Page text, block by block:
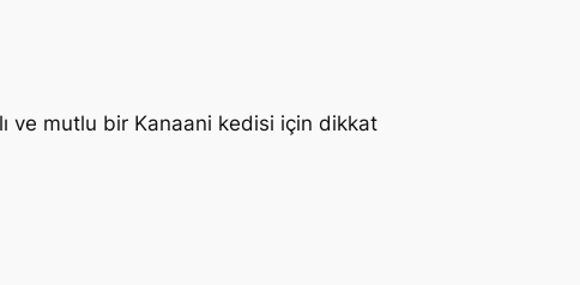
ve mutlu bir Kanaani kedisi için dikkat